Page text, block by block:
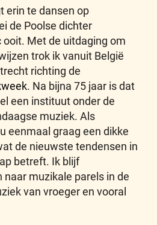
erin te dansen op
de Poolse dichter
Met de uitdaging om
trok ik vanuit België
richting de
. Na bijna 75 jaar is dat
een instituut onder de
muziek. Als
eenmaal graag een dikke
de nieuwste tendensen in
betreft. Ik blijf
naar muzikale parels in de
van vroeger en vooral